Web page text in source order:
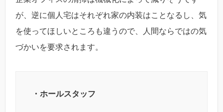
が、逆に個人宅はそれぞれ家の内装はことなるし、気
を使ってほしいところも違うので、人間ならではの気
づかいを要求されます。
・ホールスタッフ